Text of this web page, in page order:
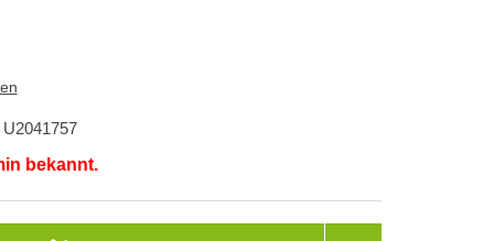
U2041757
bekannt.